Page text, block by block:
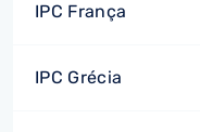
IPC França
IPC Grécia